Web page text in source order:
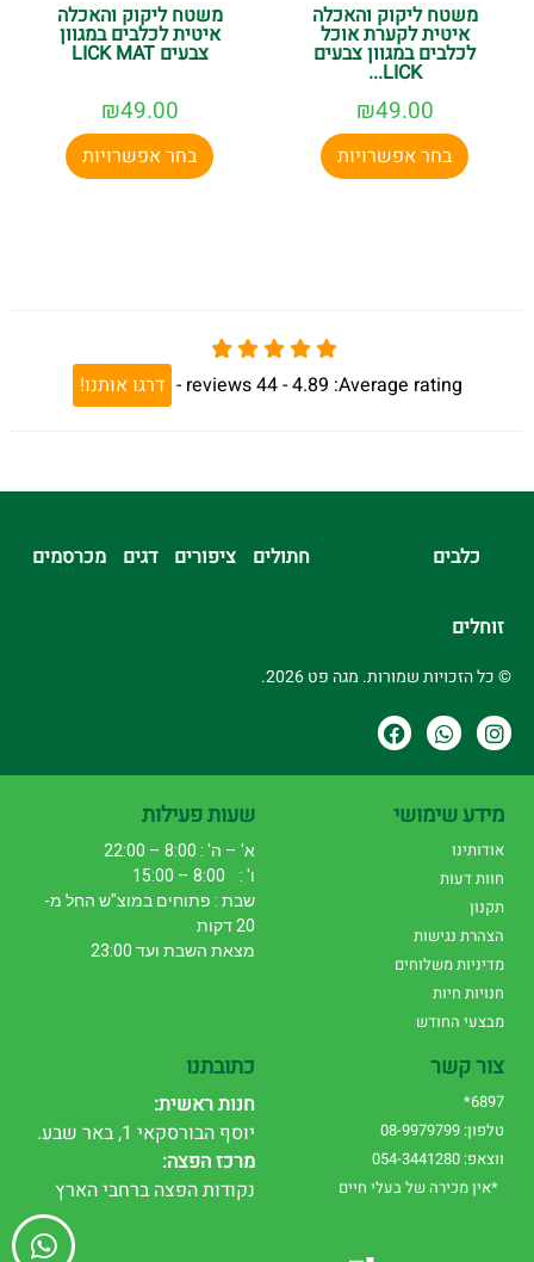
משטח ליקוק והאכלה
איטית לקערת אוכל
לכלבים במגוון צבעים
LICK...
₪49.00
בחר אפשרויות
משטח ליקוק והאכלה
איטית לכלבים במגוון
צבעים LICK MAT
₪49.00
בחר אפשרויות
Average rating:
4.89 -
44
reviews
- דרגו אותנו!
כלבים חתולים ציפורים דגים מכרסמים
זוחלים
© כל הזכויות שמורות. מגה פט 2026.
מידע שימושי
אודותינו
חוות דעות
תקנון
הצהרת נגישות
מדיניות משלוחים
חנויות חיות
מבצעי החודש
שעות פעילות
א' – ה' : 8:00 – 22:00
ו' : 8:00 – 15:00
שבת : פתוחים במוצ"ש החל מ-
20 דקות
מצאת השבת ועד 23:00
צור קשר
6897*
טלפון: 08-9979799
ווצאפ: 054-3441280
*אין מכירה של בעלי חיים
כתובתנו
חנות ראשית:
יוסף הבורסקאי 1, באר שבע.
מרכז הפצה:
נקודות הפצה ברחבי הארץ